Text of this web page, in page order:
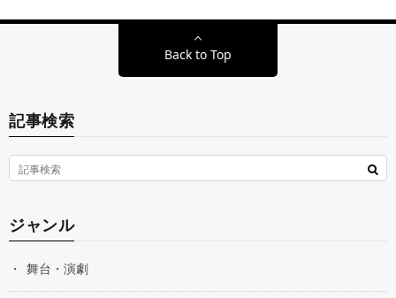
Back to Top
記事検索
ジャンル
舞台・演劇